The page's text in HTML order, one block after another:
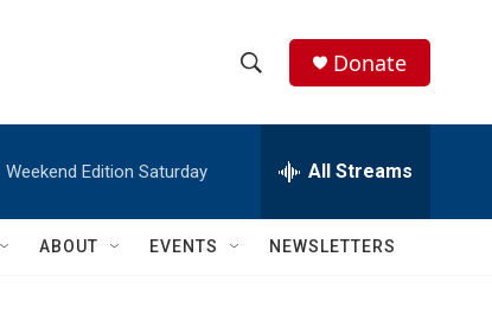
h
w
e
h
Q
Donate
Weekend Edition Saturday All Streams
ABOUT EVENTS NEWSLETTERS